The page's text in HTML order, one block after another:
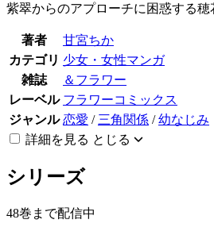
紫翠からのアプローチに困惑する穂
著者
甘宮ちか
カテゴリ 少女・女性マンガ
雑誌
＆フラワー
レーベル フラワーコミックス
ジャンル 恋愛 / 三角関係 /幼なじみ
詳細を見る とじる
シリーズ
48巻まで配信中